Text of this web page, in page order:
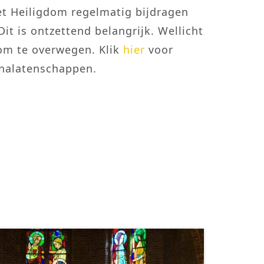
Heiligdom regelmatig bijdragen
is ontzettend belangrijk. Wellicht
te overwegen. Klik hier voor